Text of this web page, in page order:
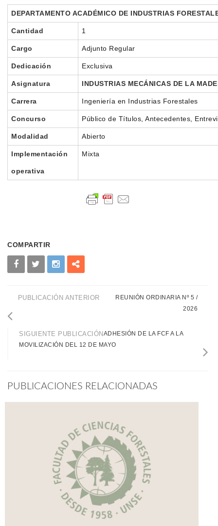
DEPARTAMENTO ACADÉMICO DE INDUSTRIAS
Cantidad 1
Cargo Adjunto Regular
Dedicación Exclusiva
Asignatura INDUSTRIAS MECÁNICAS DE LA
Carrera Ingeniería en Industrias Forestales
Concurso Público de Títulos, Antecedentes,
Modalidad Abierto
Implementación
operativa
Mixta
COMPARTIR
PUBLICACIÓN ANTERIOR
REUNIÓN ORDINARIA Nº 5 /
2026
SIGUIENTE PUBLICACIÓNADHESIÓN DE LA FCF A LA
MOVILIZACIÓN DEL 12 DE MAYO
PUBLICACIONES RELACIONADAS